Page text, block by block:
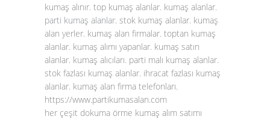
kumaş alınır. top kumaş alanlar. kumaş alanlar.
parti kumaş alanlar. stok kumaş alanlar. kumaş
alan yerler. kumaş alan firmalar. toptan kumaş
alanlar. kumaş alımı yapanlar. kumaş satın
alanlar. kumaş alıcıları. parti malı kumaş alanlar.
stok fazlası kumaş alanlar. ihracat fazlası kumaş
alanlar. kumaş alan firma telefonları.
https://www.partikumasalan.com
her çeşit dokuma örme kumaş alım satımı